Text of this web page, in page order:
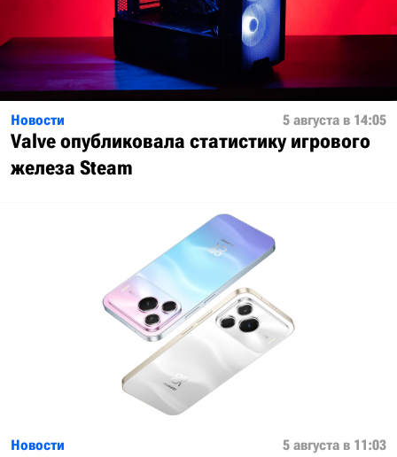
Новости 5 августа в 14:05
Valve опубликовала статистику игрового
железа Steam
Новости 5 августа в 11:03